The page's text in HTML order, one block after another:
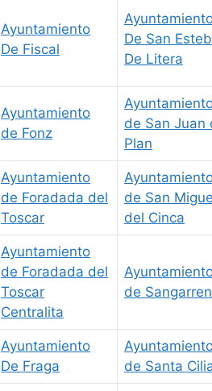
Ayuntamiento
De Fiscal
De San
De Litera
Ayuntamiento
de Fonz
de San Juan
Plan
Ayuntamiento
de Foradada del
Toscar
de San
del Cinca
Ayuntamiento
de Foradada del
Toscar
Centralita
de Sangarren
Ayuntamiento
De Fraga
de Santa